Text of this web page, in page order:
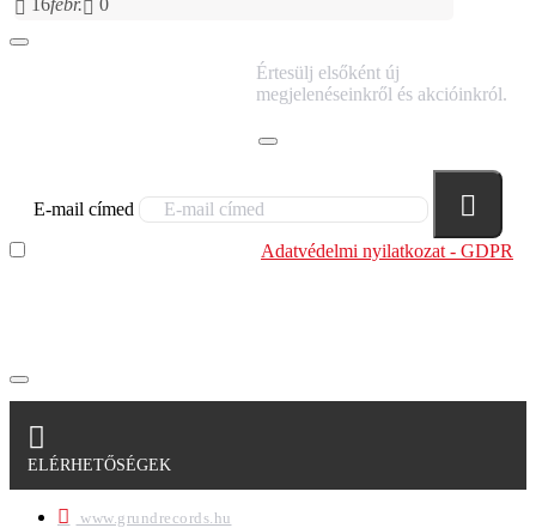
Értesülj elsőként új
megjelenéseinkről és akcióinkról.
E-mail címed
Adatvédelmi nyilatkozat - GDPR
ELÉRHETŐSÉGEK
www.grundrecords.hu